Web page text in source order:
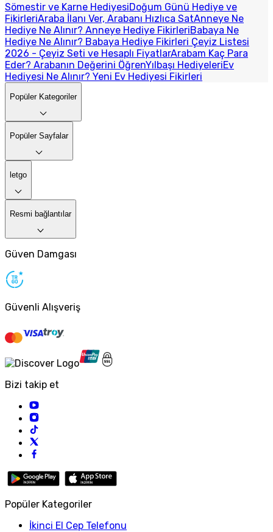
Sömestir ve Karne HediyesiDoğum Günü Hediye ve
FikirleriAraba İlanı Ver, Arabanı Hızlıca SatAnneye Ne
Hediye Ne Alınır? Anneye Hediye FikirleriBabaya Ne
Hediye Ne Alınır? Babaya Hediye Fikirleri Çeyiz Listesi
2026 - Çeyiz Seti ve Hesaplı FiyatlarArabam Kaç Para
Eder? Arabanın Değerini ÖğrenYılbaşı HediyeleriEv
Hediyesi Ne Alınır? Yeni Ev Hediyesi Fikirleri
Popüler Kategoriler
Popüler Sayfalar
letgo
Resmi bağlantılar
Güven Damgası
Güvenli Alışveriş
Bizi takip et
Popüler Kategoriler
İkinci El Cep Telefonu